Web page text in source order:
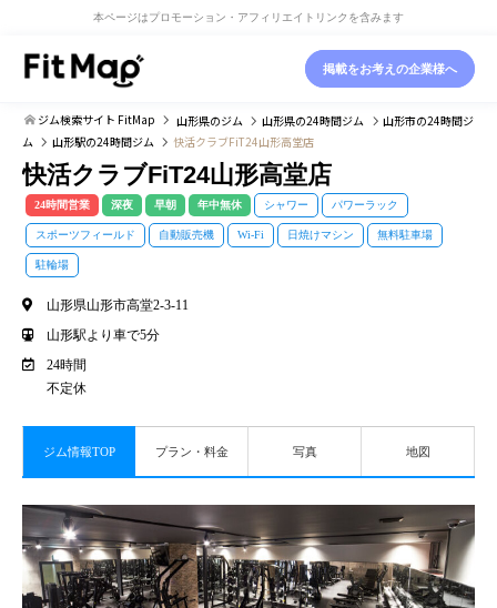
本ページはプロモーション・アフィリエイトリンクを含みます
掲載をお考えの企業様へ
ジム検索サイト FitMap 山形県のジム 山形県の24時間ジム 山形市の24時間ジ
ム
山形駅の24時間ジム 快活クラブFiT24山形高堂店
快活クラブFiT24山形高堂店
24時間営業 深夜 早朝 年中無休 シャワー パワーラック
スポーツフィールド 自動販売機 Wi-Fi 日焼けマシン 無料駐車場
駐輪場
山形県山形市高堂2-3-11
山形駅より車で5分
24時間
不定休
ジム情報TOP プラン・料金 写真 地図